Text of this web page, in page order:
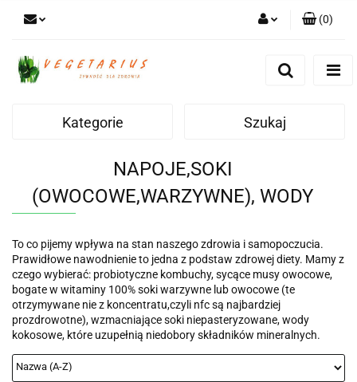
(0)
Kategorie Szukaj
NAPOJE,SOKI
(OWOCOWE,WARZYWNE), WODY
To co pijemy wpływa na stan naszego zdrowia i samopoczucia.
Prawidłowe nawodnienie to jedna z podstaw zdrowej diety. Mamy z
czego wybierać: probiotyczne kombuchy, sycące musy owocowe,
bogate w witaminy 100% soki warzywne lub owocowe (te
otrzymywane nie z koncentratu,czyli nfc są najbardziej
prozdrowotne), wzmacniające soki niepasteryzowane, wody
kokosowe, które uzupełnią niedobory składników mineralnych.